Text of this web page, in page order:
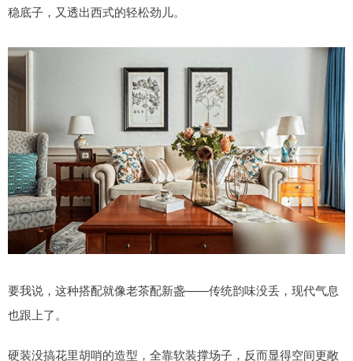
稳底子，又透出西式的轻松劲儿。
要我说，这种搭配就像老茶配新盏——传统韵味没丢，现代气息
也跟上了。
硬装没搞花里胡哨的造型，全靠软装撑场子，反而显得空间更敞